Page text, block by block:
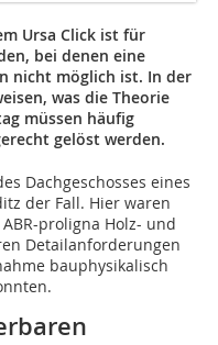
Ursa Click ist für
bei denen eine
nicht möglich ist. In der
was die Theorie
müssen häufig
gelöst werden.
Dachgeschosses eines
der Fall. Hier waren
proligna Holz- und
Detailanforderungen
bauphysikalisch